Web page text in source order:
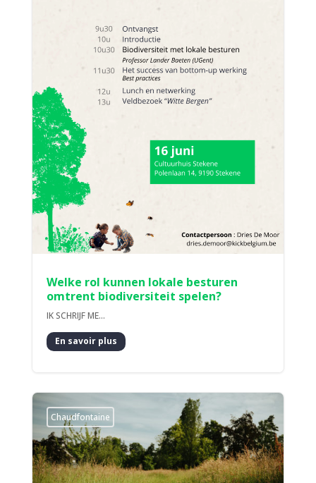
Welke rol kunnen lokale besturen
omtrent biodiversiteit spelen?
IK SCHRIJF ME...
En savoir plus
Chaudfontaine